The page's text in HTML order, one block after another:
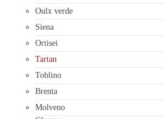
Oulx verde
Siena
Ortisei
Tartan
Toblino
Brenta
Molveno